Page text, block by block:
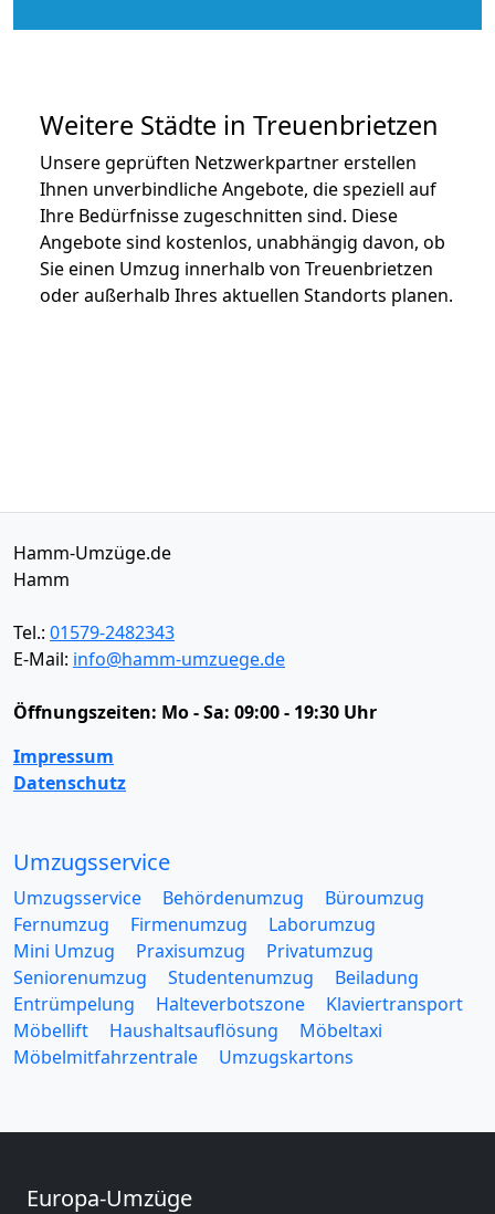
Weitere Städte in Treuenbrietzen
Unsere geprüften Netzwerkpartner erstellen
Ihnen unverbindliche Angebote, die speziell auf
Ihre Bedürfnisse zugeschnitten sind. Diese
Angebote sind kostenlos, unabhängig davon, ob
Sie einen Umzug innerhalb von Treuenbrietzen
oder außerhalb Ihres aktuellen Standorts planen.
Hamm-Umzüge.de
Hamm
Tel.: 01579-2482343
E-Mail: info@hamm-umzuege.de
Öffnungszeiten: Mo - Sa: 09:00 - 19:30 Uhr
Impressum
Datenschutz
Umzugsservice
Umzugsservice Behördenumzug
Büroumzug
Fernumzug
Firmenumzug
Laborumzug
Mini Umzug
Praxisumzug
Privatumzug
Seniorenumzug
Studentenumzug
Beiladung
Entrümpelung
Halteverbotszone
Klaviertransport
Möbellift
Haushaltsauflösung
Möbeltaxi
Möbelmitfahrzentrale
Umzugskartons
Europa-Umzüge